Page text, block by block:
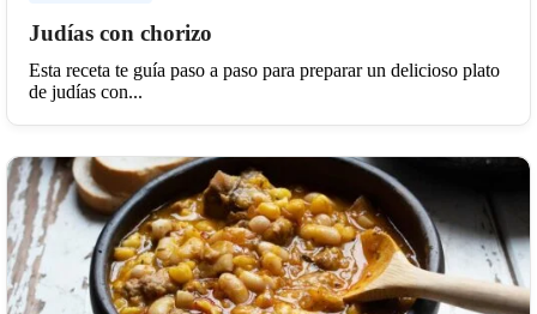
Judías con chorizo
Esta receta te guía paso a paso para preparar un delicioso plato
de judías con...